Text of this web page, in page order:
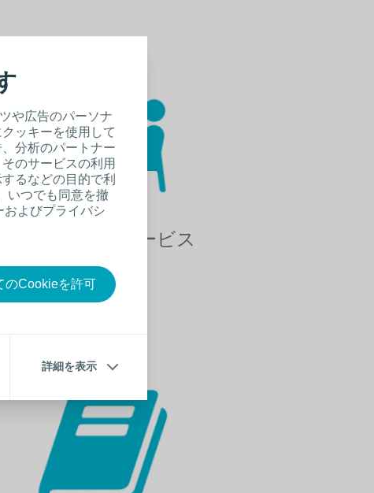
や広告のパーソナ
ッキーを使用して
分析のパートナー
のサービスの利用
るなどの目的で利
いつでも同意を撤
よびプライバシ
のCookieを許可
詳細を表示
ウンセリングサービス
しく見る